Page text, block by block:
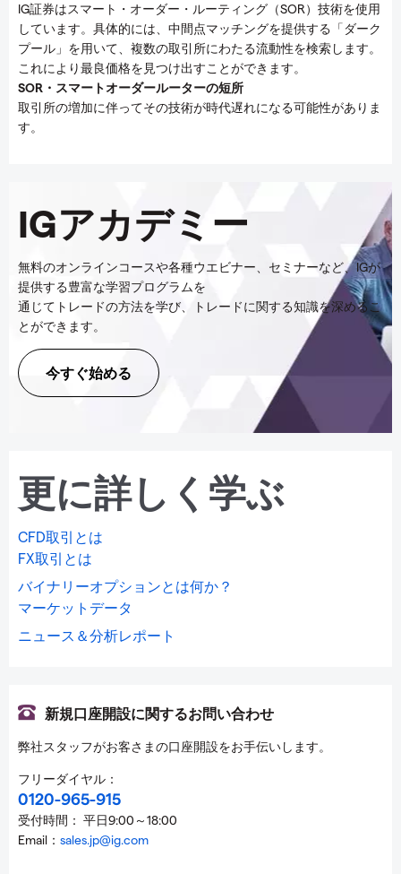
IG証券はスマート・オーダー・ルーティング（SOR）技術を使用
しています。具体的には、中間点マッチングを提供する「ダーク
プール」を用いて、複数の取引所にわたる流動性を検索します。
これにより最良価格を見つけ出すことができます。
SOR・ スマートオーダールーターの短所
取引所の増加に伴ってその技術が時代遅れになる可能性がありま
す。
IGアカデミー
無料のオンラインコースや各種ウエビナー、セミナーなど、IGが
提供する豊富な学習プログラムを
通じてトレードの方法を学び、トレードに関する知識を深めるこ
とができます。
今すぐ始める
更に詳しく学ぶ
CFD取引とは
FX取引とは
バイナリーオプションとは何か？
マーケットデータ
ニュース＆分析レポート
新規口座開設に関するお問い合わせ
弊社スタッフがお客さまの口座開設をお手伝いします。
フリーダイヤル：
0120-965-915
受付時間： 平日9:00～18:00
Email： sales.jp@ig.com